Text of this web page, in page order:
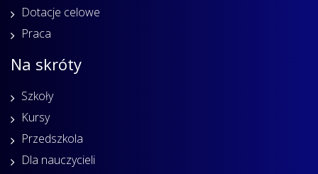
Dotacje celowe
Praca
Na skróty
Szkoły
Kursy
Przedszkola
Dla nauczycieli